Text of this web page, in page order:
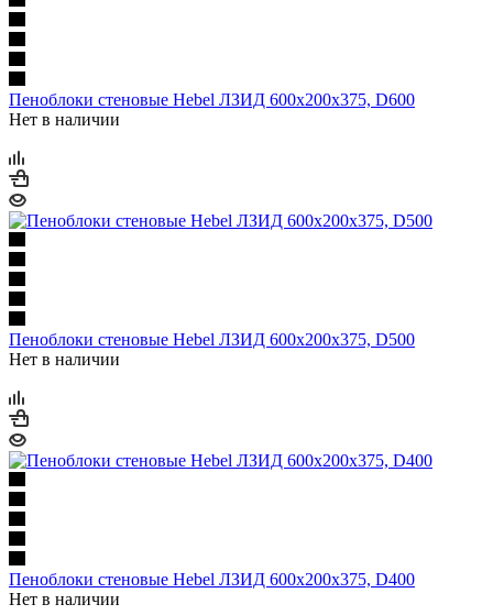
Пеноблоки стеновые Hebel ЛЗИД 600х200х375, D600
Нет в наличии
Пеноблоки стеновые Hebel ЛЗИД 600х200х375, D500
Нет в наличии
Пеноблоки стеновые Hebel ЛЗИД 600х200х375, D400
Нет в наличии